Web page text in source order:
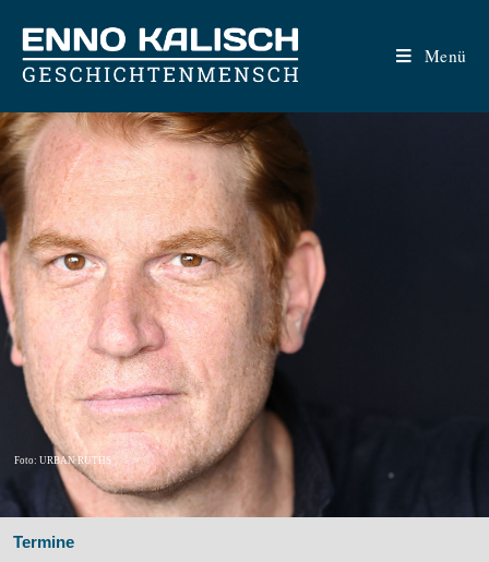
Menü
Foto: URBAN RUTHS
Termine